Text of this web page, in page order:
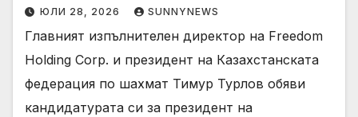
ЮЛИ 28, 2026 SUNNYNEWS
Главният изпълнителен директор на Freedom
Holding Corp. и президент на Казахстанската
федерация по шахмат Тимур Турлов обяви
кандидатурата си за президент на